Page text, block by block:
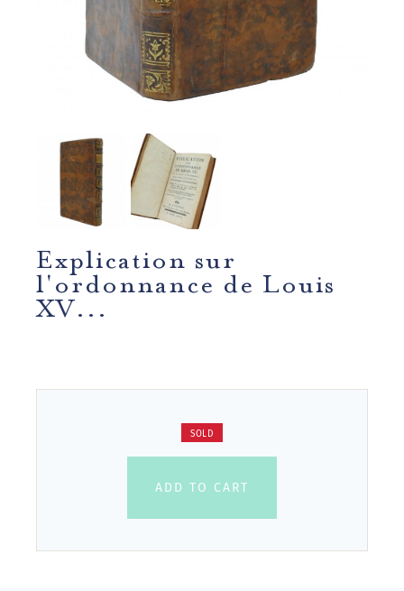
Explication sur
l'ordonnance de Louis
XV...
SOLD
ADD TO CART